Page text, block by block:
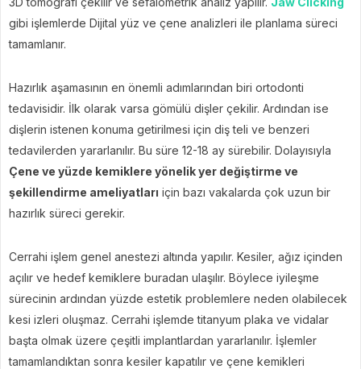
gibi işlemlerde Dijital yüz ve çene analizleri ile planlama süreci
tamamlanır.
Hazırlık aşamasının en önemli adımlarından biri ortodonti
tedavisidir. İlk olarak varsa gömülü dişler çekilir. Ardından ise
dişlerin istenen konuma getirilmesi için diş teli ve benzeri
tedavilerden yararlanılır. Bu süre 12-18 ay sürebilir. Dolayısıyla
Çene ve yüzde kemiklere yönelik yer değiştirme ve
şekillendirme ameliyatları için bazı vakalarda çok uzun bir
hazırlık süreci gerekir.
Cerrahi işlem genel anestezi altında yapılır. Kesiler, ağız içinden
açılır ve hedef kemiklere buradan ulaşılır. Böylece iyileşme
sürecinin ardından yüzde estetik problemlere neden olabilecek
kesi izleri oluşmaz. Cerrahi işlemde titanyum plaka ve vidalar
başta olmak üzere çeşitli implantlardan yararlanılır. İşlemler
tamamlandıktan sonra kesiler kapatılır ve çene kemikleri